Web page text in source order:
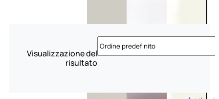
Visualizzazione del
risultato